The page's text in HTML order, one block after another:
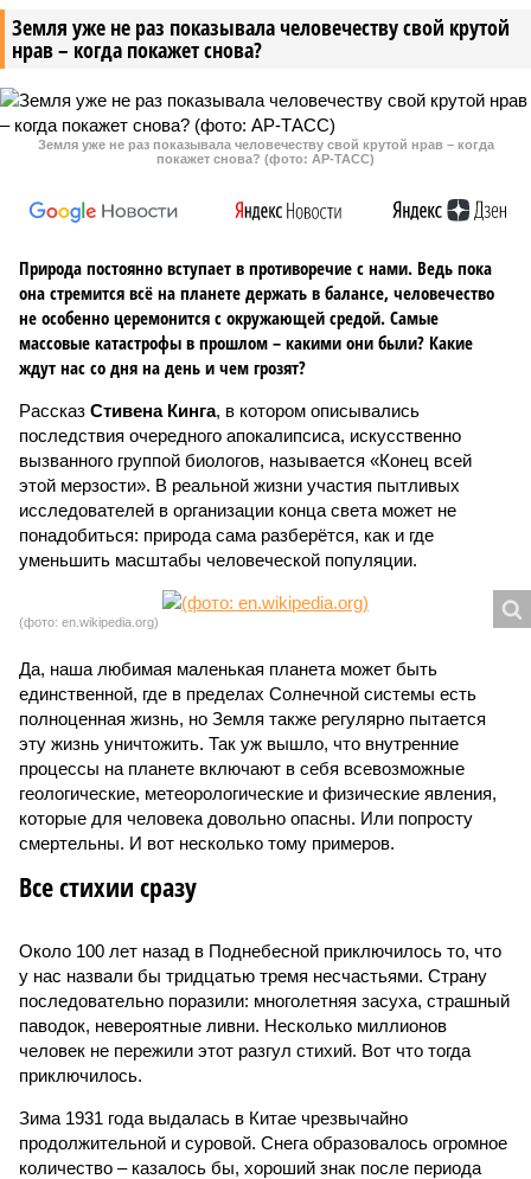
Земля уже не раз показывала человечеству свой крутой
нрав – когда покажет снова?
Земля уже не раз показывала человечеству свой крутой нрав – когда
покажет снова? (фото: АР-ТАСС)
Природа постоянно вступает в противоречие с нами. Ведь пока
она стремится всё на планете держать в балансе, человечество
не особенно церемонится с окружающей средой. Самые
массовые катастрофы в прошлом – какими они были? Какие
ждут нас со дня на день и чем грозят?
Рассказ Стивена Кинга, в котором описывались
последствия очередного апокалипсиса, искусственно
вызванного группой биологов, называется «Конец всей
этой мерзости». В реальной жизни участия пытливых
исследователей в организации конца света может не
понадобиться: природа сама разберётся, как и где
уменьшить масштабы человеческой популяции.
(фото: en.wikipedia.org)
Да, наша любимая маленькая планета может быть
единственной, где в пределах Солнечной системы есть
полноценная жизнь, но Земля также регулярно пытается
эту жизнь уничтожить. Так уж вышло, что внутренние
процессы на планете включают в себя всевозможные
геологические, метеорологические и физические явления,
которые для человека довольно опасны. Или попросту
смертельны. И вот несколько тому примеров.
Все стихии сразу
Около 100 лет назад в Поднебесной приключилось то, что
у нас назвали бы тридцатью тремя несчастьями. Страну
последовательно поразили: многолетняя засуха, страшный
паводок, невероятные ливни. Несколько миллионов
человек не пережили этот разгул стихий. Вот что тогда
приключилось.
Зима 1931 года выдалась в Китае чрезвычайно
продолжительной и суровой. Снега образовалось огромное
количество – казалось бы, хороший знак после периода